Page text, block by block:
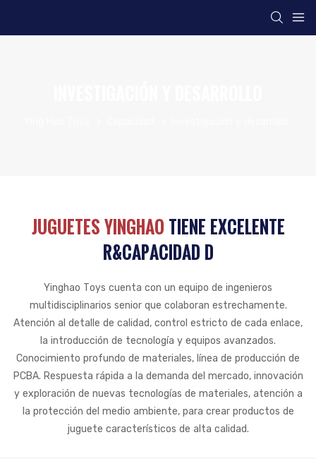
JUGUETES YINGHAO TIENE EXCELENTE
R&CAPACIDAD D
Yinghao Toys cuenta con un equipo de ingenieros
multidisciplinarios senior que colaboran estrechamente.
Atención al detalle de calidad, control estricto de cada enlace,
la introducción de tecnología y equipos avanzados.
Conocimiento profundo de materiales, línea de producción de
PCBA. Respuesta rápida a la demanda del mercado, innovación
y exploración de nuevas tecnologías de materiales, atención a
la protección del medio ambiente, para crear productos de
juguete característicos de alta calidad.